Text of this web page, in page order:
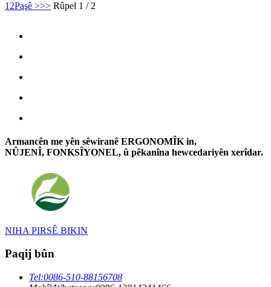
1 2Paşê >>> Rûpel 1 / 2
Armancên me yên sêwiranê ERGONOMÎK in,
NÛJENÎ, FONKSÎYONEL, û pêkanîna hewcedariyên xerîdar.
NIHA PIRSÊ BIKIN
Paqij bûn
Tel:0086-510-88156708